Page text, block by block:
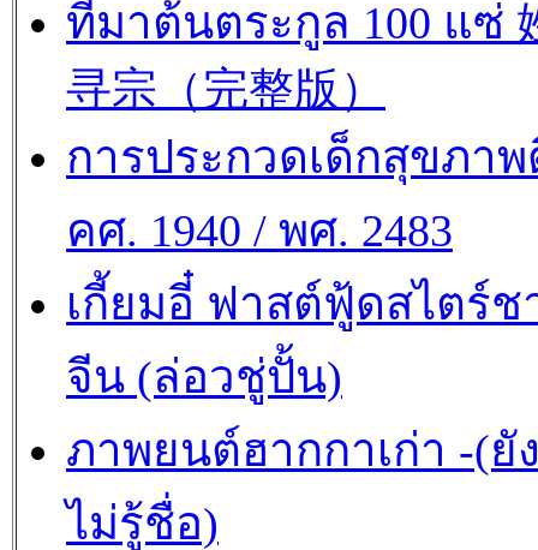
ที่มาต้นตระกูล 100 แซ่
寻宗（完整版）
การประกวดเด็กสุขภา
คศ. 1940 / พศ. 2483
เกี้ยมอี๋ ฟาสต์ฟู้ดสไตร์ช
จีน (ล่อวชู่ปั้น)
ภาพยนต์ฮากกาเก่า -(ยั
ไม่รู้ชื่อ)